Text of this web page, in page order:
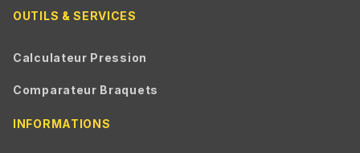
OUTILS & SERVICES
Calculateur Pression
Comparateur Braquets
INFORMATIONS